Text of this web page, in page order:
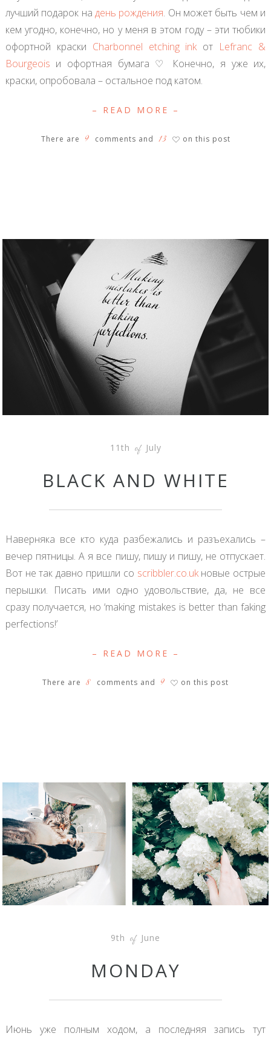
лучший подарок на день рождения. Он может быть чем и
кем угодно, конечно, но у меня в этом году – эти тюбики
офортной краски Сharbonnel etching inkот Lefranc &
Bourgeois и офортная бумага ♡ Конечно, я уже их,
краски, опробовала – остальное под катом.
– READ MORE –
There are 9 comments and 13 ♡ on this post
11th of July
BLACK AND WHITE
Наверняка все кто куда разбежались и разъехались –
вечер пятницы. А я все пишу, пишу и пишу, не отпускает.
Вот не так давно пришли со scribbler.co.ukновые острые
перышки. Писать ими одно удовольствие, да, не все
сразу получается, но ‘making mistakes is better than faking
perfections!’
– READ MORE –
There are 8 comments and 9 ♡ on this post
9th of June
MONDAY
Июнь уже полным ходом, а последняя запись тут